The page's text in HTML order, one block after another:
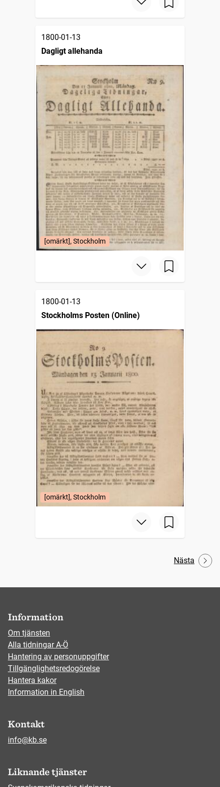
1800-01-13
Dagligt allehanda
[omärkt], Stockholm
1800-01-13
Stockholms Posten (Online)
[omärkt], Stockholm
Nästa
Information
Om tjänsten
Alla tidningar A-Ö
Hantering av personuppgifter
Tillgänglighetsredogörelse
Hantera kakor
Information in English
Kontakt
info@kb.se
Liknande tjänster